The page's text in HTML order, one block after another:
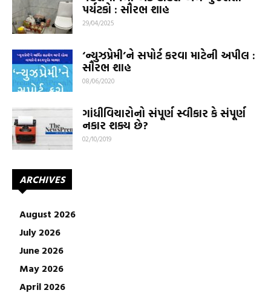
પર્યટકો : સૌરભ શાહ
29/04/2025
‘ન્યુઝપ્રેમી’ને સપોર્ટ કરવા માટેની અપીલ :
સૌરભ શાહ
08/06/2020
ગાંધીવિચારોનો સંપૂર્ણ સ્વીકાર કે સંપૂર્ણ
નકાર શક્ય છે?
02/10/2019
ARCHIVES
August 2026
July 2026
June 2026
May 2026
April 2026